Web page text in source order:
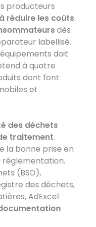
producteurs
réduire les coûts
dès
labellisé.
doit
à quatre
dont font
et
des déchets
traitement.
la bonne prise en
(BSD),
des déchets,
AdExcel